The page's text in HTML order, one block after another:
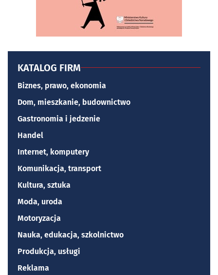
KATALOG FIRM
Biznes, prawo, ekonomia
Dom, mieszkanie, budownictwo
Gastronomia i jedzenie
Handel
Internet, komputery
Komunikacja, transport
Kultura, sztuka
Moda, uroda
Motoryzacja
Nauka, edukacja, szkolnictwo
Produkcja, usługi
Reklama